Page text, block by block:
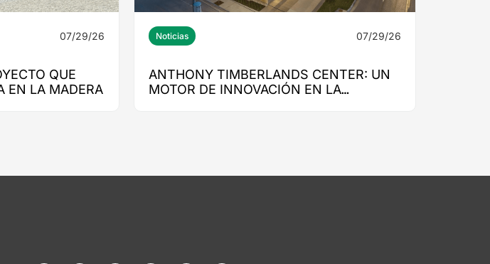
07/29/26
QUE
EN LA MADERA
Noticias 07/29/26
ANTHONY TIMBERLANDS CENTER: UN
MOTOR DE INNOVACIÓN EN LA